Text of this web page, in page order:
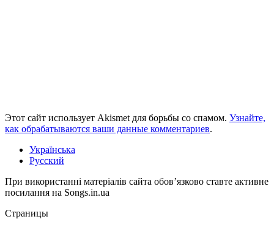
Этот сайт использует Akismet для борьбы со спамом. Узнайте,
как обрабатываются ваши данные комментариев.
Українська
Русский
При використанні матеріалів сайта обов’язково ставте активне
посилання на Songs.in.ua
Страницы